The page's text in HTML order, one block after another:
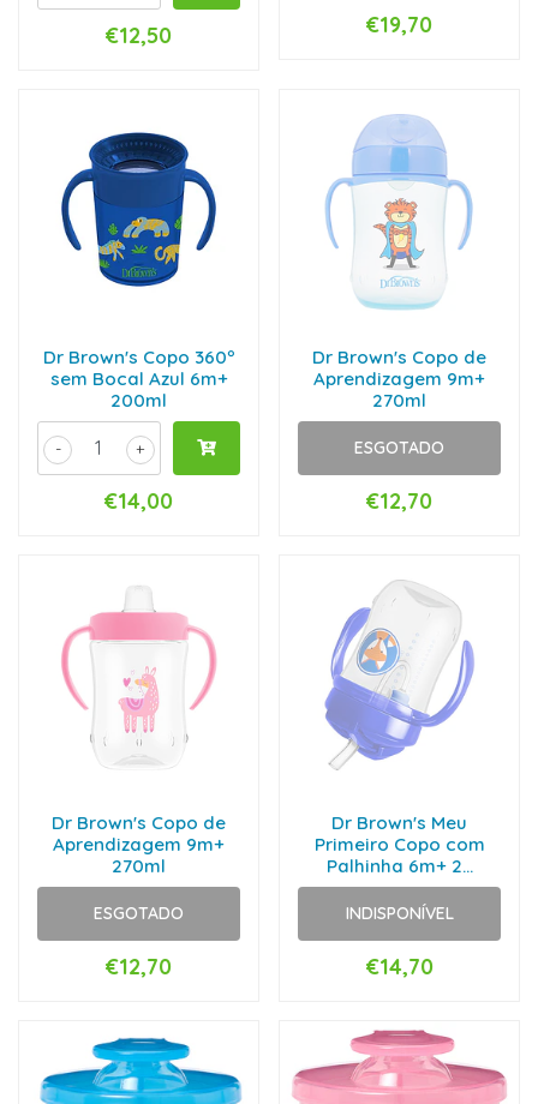
€12,50 €19,70
Dr Brown's Copo 360º
sem Bocal Azul 6m+
200ml
+
-
€14,00
Dr Brown's Copo de
Aprendizagem 9m+
270ml
ESGOTADO
€12,70
Dr Brown's Copo de
Aprendizagem 9m+
270ml
ESGOTADO
€12,70
Dr Brown's Meu
Primeiro Copo com
Palhinha 6m+ 2...
INDISPONÍVEL
€14,70